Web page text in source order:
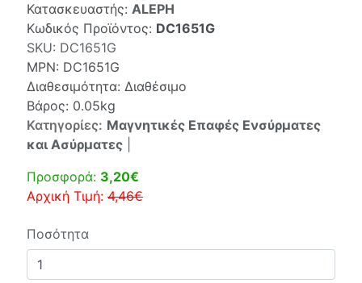
Κατασκευαστής: ALEPH
Κωδικός Προϊόντος: DC1651G
SKU: DC1651G
MPN: DC1651G
Διαθεσιμότητα: Διαθέσιμο
Βάρος: 0.05kg
Κατηγορίες: Μαγνητικές Επαφές Ενσύρματες
και Ασύρματες
Προσφορά: 3,20€
Αρχική Τιμή: 4,46€
Ποσότητα